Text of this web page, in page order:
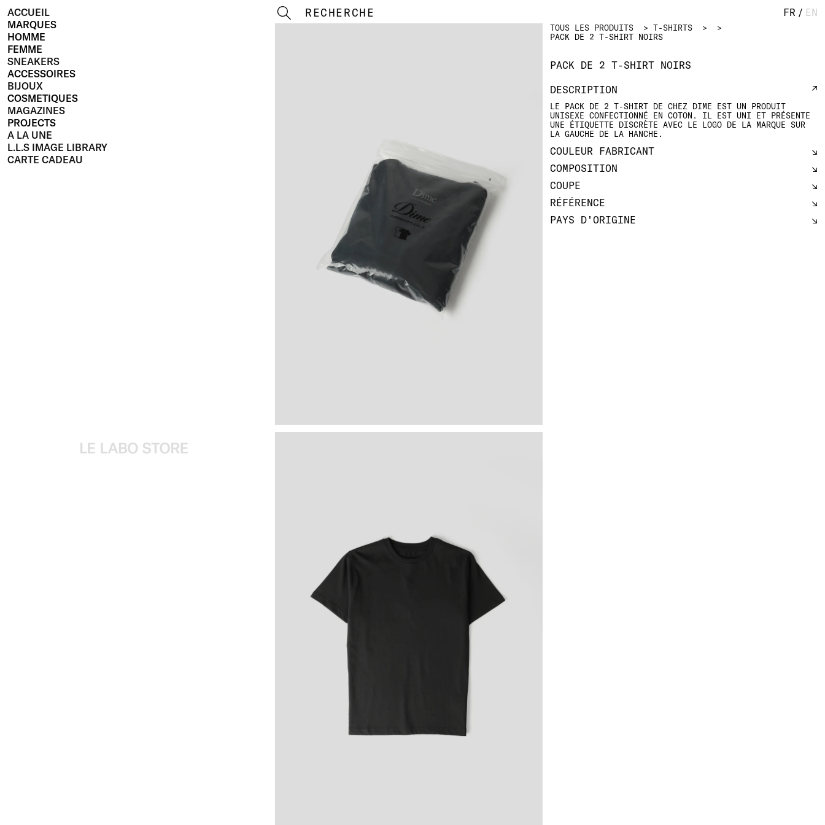
ACCUEIL
MARQUES
HOMME
FEMME
SNEAKERS
ACCESSOIRES
BIJOUX
COSMETIQUES
MAGAZINES
PROJECTS
A LA UNE
L.L.S IMAGE LIBRARY
CARTE CADEAU
RECHERCHE FR / EN
TOUS LES PRODUITS
T-SHIRTS
PACK DE 2 T-SHIRT NOIRS
PACK DE 2 T-SHIRT NOIRS
DESCRIPTION
LE PACK DE 2 T-SHIRT DE CHEZ DIME EST UN PRODUIT
UNISEXE CONFECTIONNÉ EN COTON. IL EST UNI ET PRÉSENTE
UNE ÉTIQUETTE DISCRÈTE AVEC LE LOGO DE LA MARQUE SUR
LA GAUCHE DE LA HANCHE.
COULEUR FABRICANT
COMPOSITION
COUPE
RÉFÉRENCE
PAYS D'ORIGINE